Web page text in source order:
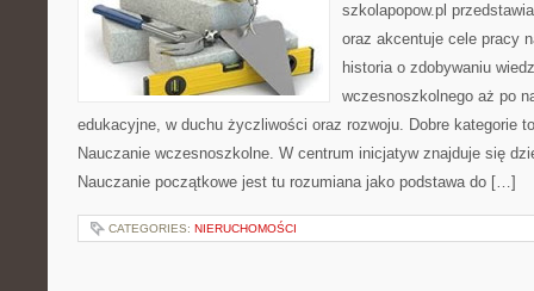
szkolapopow.pl
oraz akcentuje cele pracy
historia o zdobywaniu
wczesnoszkolnego aż po
edukacyjne, w duchu życzliwości oraz rozwoju. Dobre kategorie
Nauczanie wczesnoszkolne. W centrum inicjatyw znajduje się
Nauczanie początkowe jest tu rozumiana jako podstawa do […]
CATEGORIES: NIERUCHOMOŚCI